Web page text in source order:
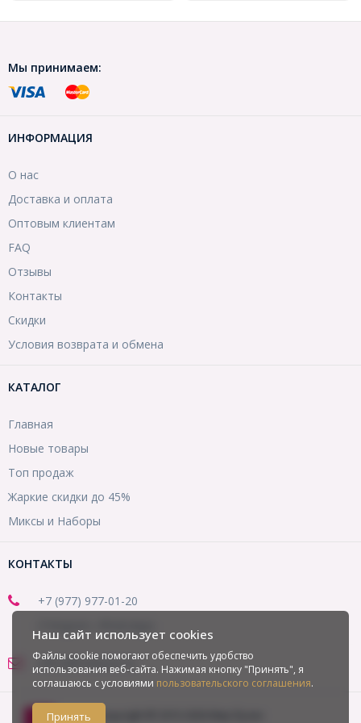
Мы принимаем:
ИНФОРМАЦИЯ
О нас
Доставка и оплата
Оптовым клиентам
FAQ
Отзывы
Контакты
Скидки
Условия возврата и обмена
КАТАЛОГ
Главная
Новые товары
Топ продаж
Жаркие скидки до 45%
Миксы и Наборы
КОНТАКТЫ
+7 (977) 977-01-20
office@mirbusin.ru
Наш сайт использует cookies
Файлы cookie помогают обеспечить удобство
использования веб-сайта. Нажимая кнопку "Принять", я
соглашаюсь с условиями пользовательского соглашения.
Принять